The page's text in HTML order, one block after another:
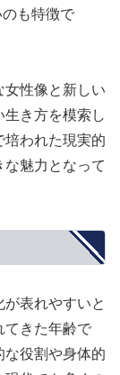
も特徴で
女性像と新しい
き方を模索し
培われた現実的
魅力となって
表れやすいと
てきた年齢で
な役割や身体的